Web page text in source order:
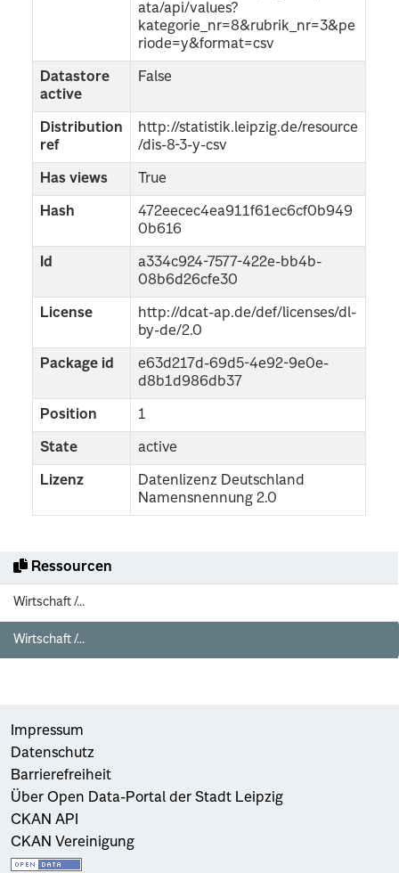
Ressourcen
Wirtschaft /...
Wirtschaft /...
ata/api/values?
kategorie_nr=8&rubrik_nr=3&pe
riode=y&format=csv
Datastore
active
False
Distribution
ref
http://statistik.leipzig.de/resource
/dis-8-3-y-csv
Has views True
Hash
472eecec4ea911f61ec6cf0b949
0b616
Id
a334c924-7577-422e-bb4b-
08b6d26cfe30
License
http://dcat-ap.de/def/licenses/dl-
by-de/2.0
Package id
e63d217d-69d5-4e92-9e0e-
d8b1d986db37
Position 1
State active
Lizenz
Datenlizenz Deutschland
Namensnennung 2.0
Impressum
Datenschutz
Barrierefreiheit
Über Open Data-Portal der Stadt Leipzig
CKAN API
CKAN Vereinigung